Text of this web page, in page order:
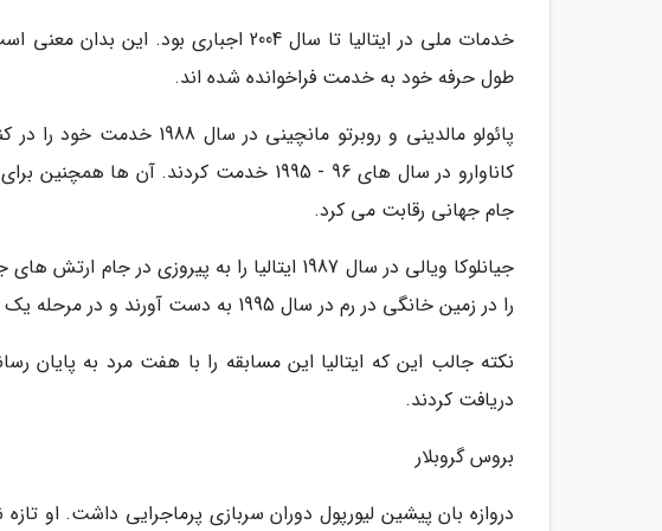
خدمات ملی در ایتالیا تا سال 2004
طول حرفه خود به خدمت فراخوانده شده اند.
پائولو مالدینی و روبرتو
کاناوارو در سال های 96 - 1995 خدمت کردند.
جام جهانی رقابت می کرد.
جیانلوکا ویالی در سال 1987 ایتالیا را به
را در زمین خانگی در رم در سال 1995 به دست آورند و در مرحله یک چهارم نهایی 2-1 از قبرس باختند.
نکته جالب این که ایتالیا این مسابقه را با هفت مرد به پایان
دریافت کردند.
بروس گروبلار